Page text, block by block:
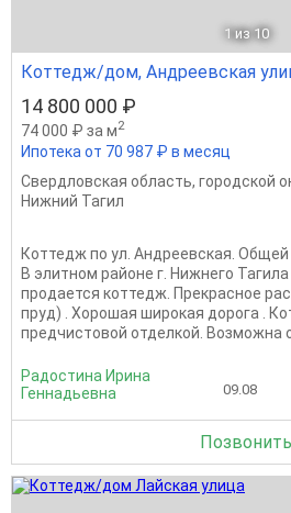
1 из 10
Коттедж/дом, Андреевская
14 800 000 ₽
74 000 ₽ за м2
Ипотека от 70 987 ₽ в месяц
Свердловская область, городской
Нижний Тагил
Коттедж по ул. Андреевская.
В элитном районе г. Нижнего
продается коттедж. Прекрасное
пруд) . Хорошая широкая дорога .
предчистовой отделкой. Возможна
Радостина Ирина
Геннадьевна
09.08
Позвонить